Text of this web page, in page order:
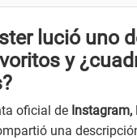
lució uno
y
oficial de Instagram,
una